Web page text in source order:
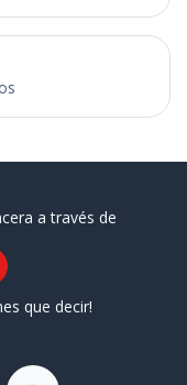
a través de
que decir!